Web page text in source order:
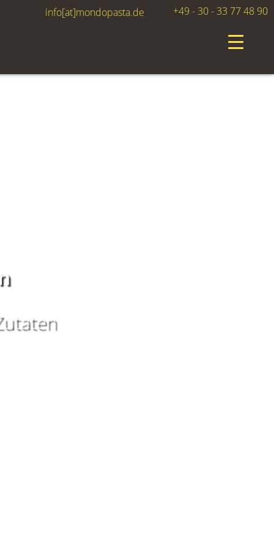
info[at]mondopasta.de +49 - 30 - 33 77 48 90